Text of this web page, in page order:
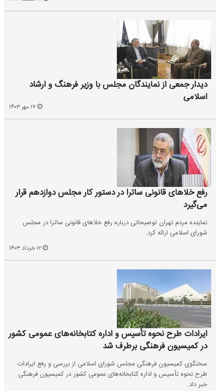
دیدار جمعی از نمایندگان مجلس با وزیر فرهنگ و ارشاد
اسلامی
رفع خلاهای قانونی ساترا در دستور کار مجلس دوازدهم قرار
می‌گیرد
نماینده مردم تهران توضیحاتی درباره رفع خلاهای قانونی ساترا در مجلس
شورای اسلامی ارائه کرد.
ایرادات طرح نحوه تأسیس و اداره کتابخانه‌های عمومی کشور
در کمیسیون فرهنگی برطرف شد
سخنگوی کمیسیون فرهنگی مجلس شورای اسلامی از بررسی و رفع ایرادات
طرح نحوه تأسیس و اداره کتابخانه‌های عمومی کشور در کمیسیون فرهنگی
خبر داد.